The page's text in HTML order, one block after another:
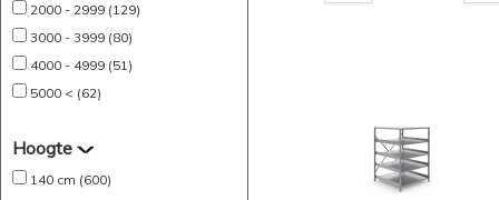
2000 - 2999 (129)
3000 - 3999 (80)
4000 - 4999 (51)
5000 < (62)
Hoogte
140 cm (600)